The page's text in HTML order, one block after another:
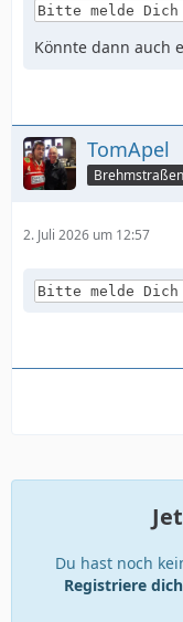
Bitte melde
Könnte dann auch
TomApel
2. Juli 2026 um 12:57
Bitte melde
Du hast noch
Registriere